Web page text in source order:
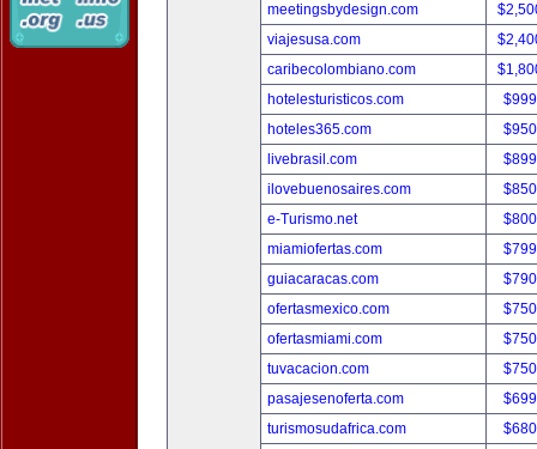
meetingsbydesign.com
viajesusa.com
caribecolombiano.com
hotelesturisticos.com
hoteles365.com
livebrasil.com
ilovebuenosaires.com
e-Turismo.net
miamiofertas.com
guiacaracas.com
ofertasmexico.com
ofertasmiami.com
tuvacacion.com
pasajesenoferta.com
turismosudafrica.com